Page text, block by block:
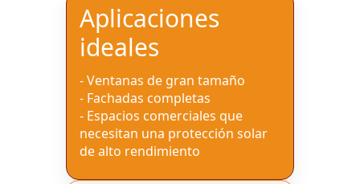
Aplicaciones
ideales
- Ventanas de gran tamaño
- Fachadas completas
- Espacios comerciales que
necesitan una protección solar
de alto rendimiento